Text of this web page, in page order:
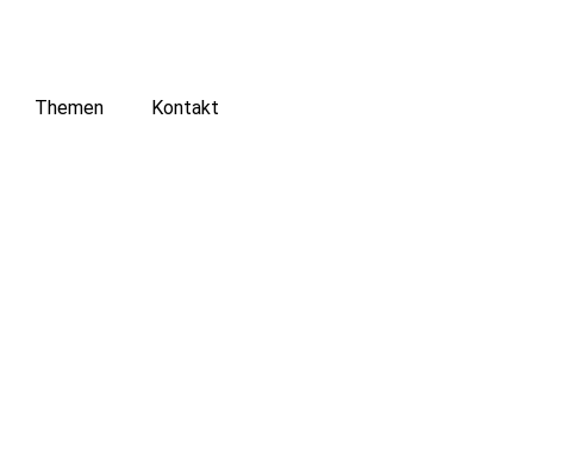
Themen Kontakt